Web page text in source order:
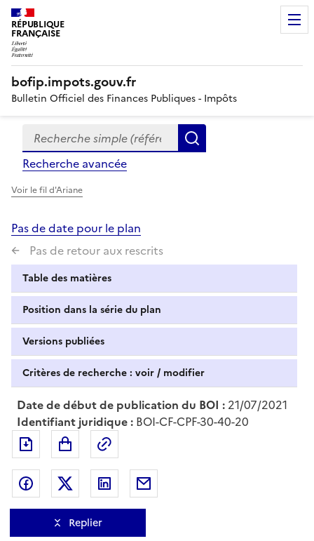
RÉPUBLIQUE
FRANÇAISE
bofip.impots.gouv.fr
Bulletin Officiel des Finances Publiques - Impôts
Formulaire
de
recherche
Recherche simple (références, mots clés, partie du
Recherche avancée
Voir le fil d'Ariane
Pas de date pour le plan
Pas de retour aux rescrits
Table des matières
Position dans la série du plan
Versions publiées
Critères de recherche : voir / modifier
Date de début de publication du BOI : 21/07/2021
Identifiant juridique : BOI-CF-CPF-30-40-20
Exporter le document au format pdf
Partager sur Facebook
Partager sur Twitter
Partager sur LinkedIn
Replier